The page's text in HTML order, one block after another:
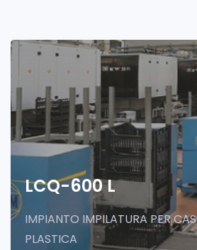
LCQ-600 L
IMPIANTO IMPILATURA PER
PLASTICA